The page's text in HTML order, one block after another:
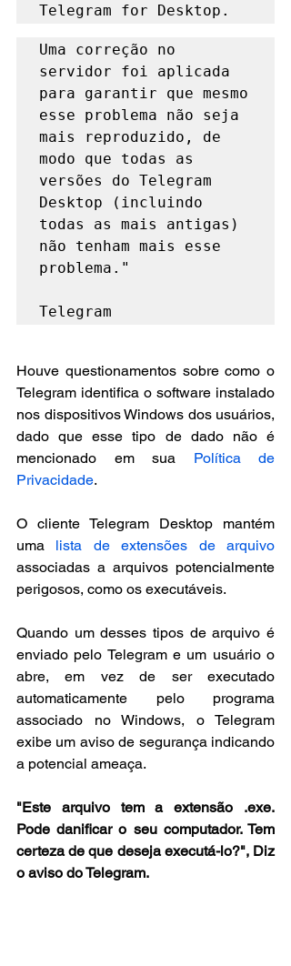
Telegram for Desktop.
Uma correção no
servidor foi aplicada
para garantir que mesmo
esse problema não seja
mais reproduzido, de
modo que todas as
versões do Telegram
Desktop (incluindo
todas as mais antigas)
não tenham mais esse
problema."
Telegram
Houve questionamentos sobre como o
Telegram identifica o software instalado
nos dispositivos Windows dos usuários,
dado que esse tipo de dado não é
mencionado em sua Política de
Privacidade.
O cliente Telegram Desktop mantém
uma lista de extensões de arquivo
associadas a arquivos potencialmente
perigosos, como os executáveis.
Quando um desses tipos de arquivo é
enviado pelo Telegram e um usuário o
abre, em vez de ser executado
automaticamente pelo programa
associado no Windows, o Telegram
exibe um aviso de segurança indicando
a potencial ameaça.
"Este arquivo tem a extensão .exe.
Pode danificar o seu computador. Tem
certeza de que deseja executá-lo?", Diz
o aviso do Telegram.